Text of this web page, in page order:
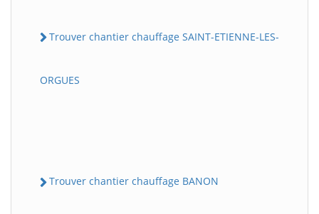
Trouver chantier chauffage SAINT-ETIENNE-LES-
ORGUES
Trouver chantier chauffage BANON